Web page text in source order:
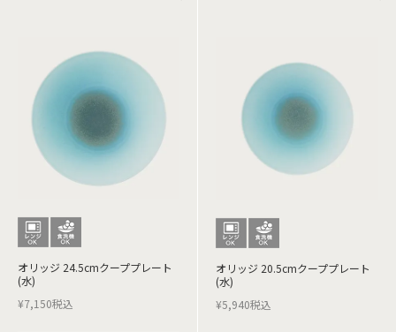
オリッジ 24.5cmクーププレート
(水)
¥7,150税込
オリッジ 20.5cmクーププレート
(水)
¥5,940税込